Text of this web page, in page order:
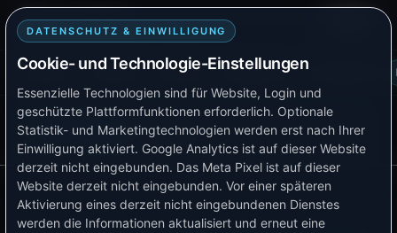
DATENSCHUTZ & EINWILLIGUNG
Cookie- und Technologie-Einstellungen
Essenzielle Technologien sind für Website, Login und
geschützte Plattformfunktionen erforderlich. Optionale
Statistik- und Marketingtechnologien werden erst nach Ihrer
Einwilligung aktiviert. Google Analytics ist auf dieser Website
derzeit nicht eingebunden. Das Meta Pixel ist auf dieser
Website derzeit nicht eingebunden. Vor einer späteren
Aktivierung eines derzeit nicht eingebundenen Dienstes
werden die Informationen aktualisiert und erneut eine
Smart TB Tech
Plattform Lösungen Produkte Verfügbarkeit Kompatibilität
Doku-Menü AKTUELLE SEITE
IR-Leseköpfe